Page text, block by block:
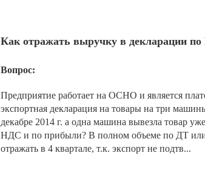
Как отражать выручку в декларации
Вопрос:
Предприятие работает на ОСНО и является
экспортная декларация на товары на три
декабре 2014 г. а одна машина вывезла товар
НДС и по прибыли? В полном объеме по ДТ
отражать в 4 квартале, т.к. экспорт не подтв...